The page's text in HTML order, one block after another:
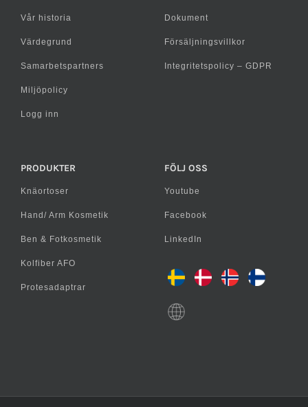
Vår historia
Värdegrund
Samarbetspartners
Miljöpolicy
Logg inn
Dokument
Försäljningsvillkor
Integritetspolicy – GDPR
PRODUKTER
Knäortoser
Hand/ Arm Kosmetik
Ben & Fotkosmetik
Kolfiber AFO
Protesadaptrar
FÖLJ OSS
Youtube
Facebook
LinkedIn